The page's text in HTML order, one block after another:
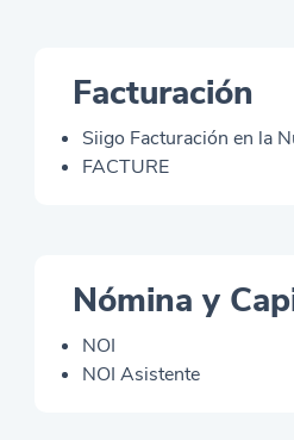
Facturación
Siigo Facturación en la
FACTURE
Nómina y
NOI
NOI Asistente